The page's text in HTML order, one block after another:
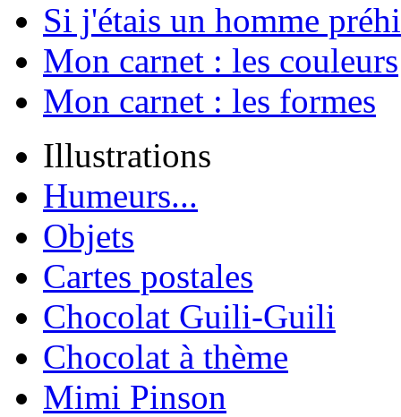
Si j'étais un homme
Mon carnet : les couleurs
Mon carnet : les formes
Illustrations
Humeurs...
Objets
Cartes postales
Chocolat Guili-Guili
Chocolat à thème
Mimi Pinson